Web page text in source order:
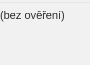
ověření)